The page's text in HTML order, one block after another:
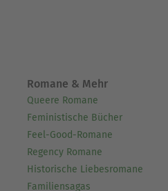
Romane & Mehr
Queere Romane
Feministische Bücher
Feel-Good-Romane
Regency Romane
Historische Liebesromane
Familiensagas